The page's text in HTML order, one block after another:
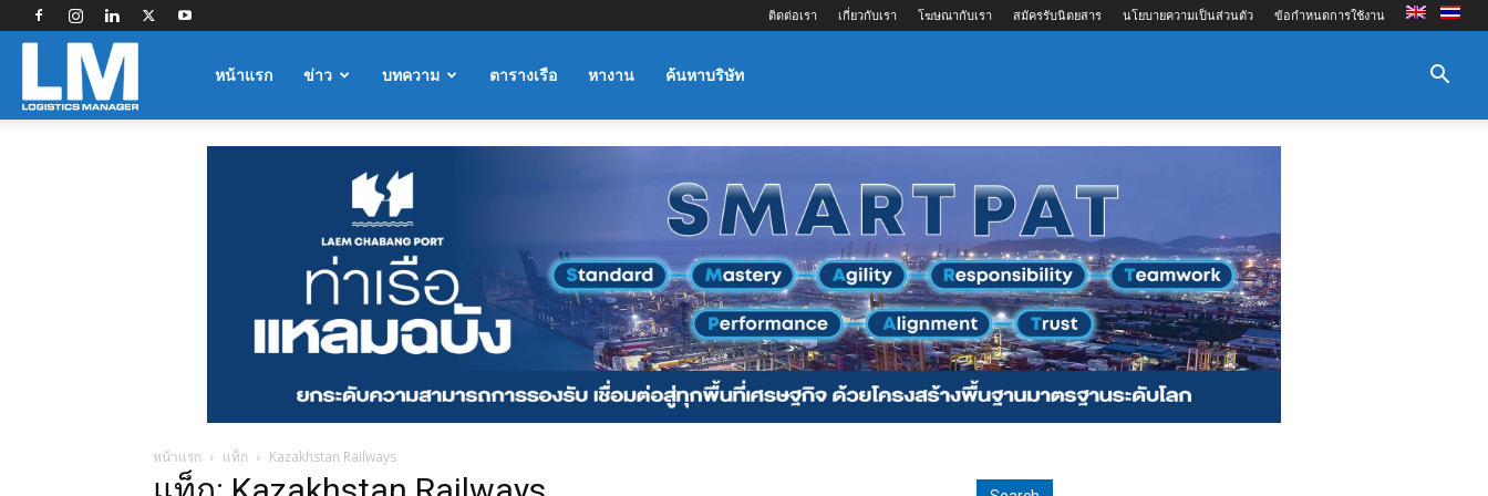
ติดต่อเรา เกี่ยวกับเรา โฆษณากับเรา สมัครรับนิตยสาร นโยบายความเป็นส่วนตัว ข้อกำหนดการใช้งาน
Logisticsหน้าแรก ข่าว บทความ ตารางเรือ หางาน ค้นหาบริษัท
หน้าแรก แท็ก Kazakhstan Railways